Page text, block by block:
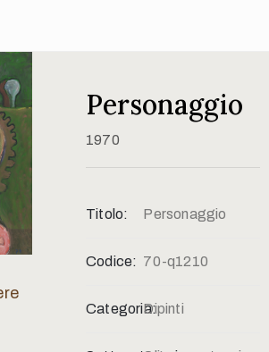
Personaggio
1970
Titolo: Personaggio
Codice: 70-q1210
Categoria:Dipinti